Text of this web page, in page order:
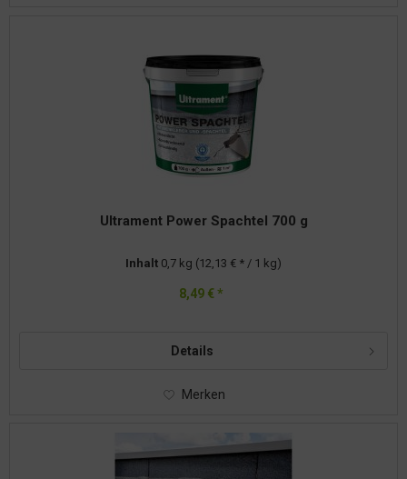
Ultrament Power Spachtel 700 g
Inhalt 0,7 kg (12,13 € * / 1 kg)
8,49 € *
Details
Merken